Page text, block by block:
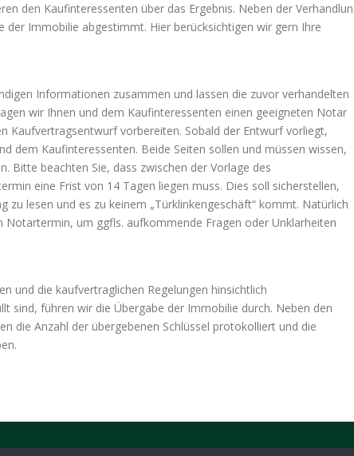
den Kaufinteressenten über das Ergebnis. Neben der
Immobilie abgestimmt. Hier berücksichtigen wir gern Ihre
Informationen zusammen und lassen die zuvor verhandelten
wir Ihnen und dem Kaufinteressenten einen geeigneten Notar
Kaufvertragsentwurf vorbereiten. Sobald der Entwurf vorliegt,
dem Kaufinteressenten. Beide Seiten sollen und müssen wissen,
Bitte beachten Sie, dass zwischen der Vorlage des
eine Frist von 14 Tagen liegen muss. Dies soll sicherstellen,
zu lesen und es zu keinem „Türklinkengeschäft“ kommt. Natürlich
um ggfls. aufkommende Fragen oder Unklarheiten
und die kaufvertraglichen Regelungen hinsichtlich
sind, führen wir die Übergabe der Immobilie durch. Neben den
die Anzahl der übergebenen Schlüssel protokolliert und die